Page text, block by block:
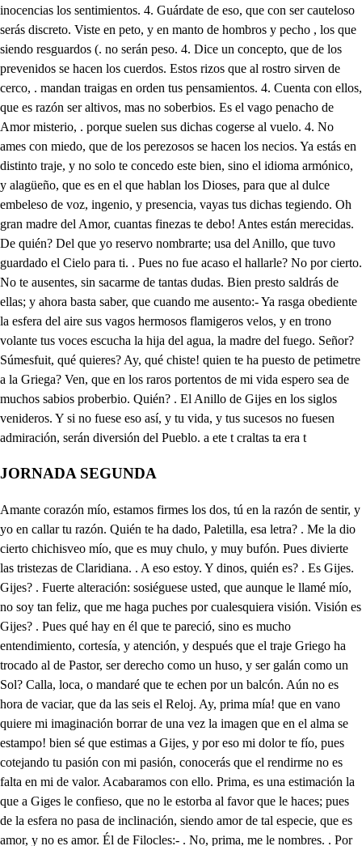
JORNADA SEGUNDA
Amante corazón mío, estamos firmes los dos, tú en la razón de sentir, y yo en callar tu razón. Quién te ha dado, Paletilla, esa letra? . Me la dio cierto chichisveo mío, que es muy chulo, y muy bufón. Pues divierte las tristezas de Claridiana. . A eso estoy. Y dinos, quién es? . Es Gijes. Gijes? . Fuerte alteración: sosiéguese usted, que aunque le llamé mío, no soy tan feliz, que me haga puches por cualesquiera visión. Visión es Gijes? . Pues qué hay en él que te pareció, sino es mucho entendimiento, cortesía, y atención, y después que el traje Griego ha trocado al de Pastor, ser derecho como un huso, y ser galán como un Sol? Calla, loca, o mandaré que te echen por un balcón. Aún no es hora de vaciar, que da las seis el Reloj. Ay, prima mía! que en vano quiere mi imaginación borrar de una vez la imagen que en el alma se estampo! bien sé que estimas a Gijes, y por eso mi dolor te fío, pues cotejando tu pasión con mi pasión, conocerás que el rendirme no es falta en mi de valor. Acabaramos con ello. Prima, es una estimación la que a Giges le confieso, que no le estorba al favor que le haces; pues de la esfera no pasa de inclinación, siendo amor de tal especie, que es amor, y no es amor. Él de Filocles:- . No, prima, me le nombres. . Por qué no? si estando tú en tu entereza estás en lo que yo estoy. Pues en qué puedo servirte? En vencer tu obstinación hacia ti, y de la fineza que en su tierra me debió cuando a este Reino pasé, hacerle (si hay ocasión) memoria. . Yo te lo ofrezco; y sabe que es el mayor obsequio que puedo hacerte hablar con él. . Se acabó; eso es ser una por otra, alcahuéticas las dos; y si me dieseis licencia en forma de diversión, yo cantaré una cosita, que hace al caso. . Sin temor puedes. . Desde aquí, no sea que me deis un torniscón. Duélete del corazón, ama querida, gruñes, y callas, y sufriendo mueres, a cada instante escuece más la herida; pues sabe que en el mundo, de donde eres, para los hombres nacen las mujeres, y la que mejor ha deshechado, para en un tuerto, cojo, o corcovado; y así, señora, la que pilla, pilla; y según Paletilla, antes que te caiga la que tienes, a pura resistencia, buscar alivios, o prestar paciencia. Yo sé lo que ella quiere, la que penando muere; pues ya la descubrí: no quiere traje rico, ni joya, ni abánico, sino es un Pastórcico, que es de pitiminí, tan alto, tan dispuesto, tan gordo como así. No es eso algún oprobio, que yo eligiera novio, que me gustase a mí. Y a no encontrar pobrete, sino es algún Vejete, por excusar las llamas que enciende el amo amas, tomara a Sumesfuit. Hase visto loca igual? Pretende su buen humor aliviarte. . De mi padre prosigue la indignación con Gijes, por no poder de los prodigios que obró, averiguar::- Claridiana está aquí: felice soy. El medio con que los hace. Terrible es su condición. De qué hablarán? . A cantar volved, que conmigo habló concepto que no halla senda desde el pecho hasta la voz. Amante carazón mío, Quién es? Es un desgraciado, que parece que inventó esa letra. . Para qué? Para explicar su pasión. Oye, corazón, y sufre. . Ahira Filocles pasó al cuarto de Claridiana: mas aquí está; lo mejor es ocultarme. . Después que de mis gentes triunfo vuestro padre, conocí lo desdichado que soy: Antes juzgué que en su oído se afirmaba su tesón, como antiguos enemigos ambos Reinos; mas ya no, pues me dice que no manda en ajeno corazón: y así, al que os postró le digo en recatar un dolor::- , . Amante corazón mío, estamos firmes los dos Por las guardías has pasado sin verte. . Es que me valió la Sortija. . De su acento pendiente, Cielos, estoy. Ahora te obedeceré. . Ayude tu instancia Amor. Confiesoos que hasta aquí pudo mi esquivez dar ocasión de que me juzguéis tirana; pero no tanto lo soy, que de vos no haga mi pecho la más digna estimación. Qué escucho, celos! . Qué oigo! o pesar cruel, y atroz! Y así, interesada en vuestro cariño amante, desde hoy me habéis de hacer dueño de él, y de su colocación, tan en silencio, que pueda (cuando lo que ahora faltó, le expliqué, decirle) guardar secreto, y unamonos::- , . Tú en la razón de sentir, y yo en callar tu razón. He empezado bien? . Ay prima! que es mucha tu discreción. Tan absorto, tan sin mí me deja tanto favor, que he de arrojarme a esos pies. Si no lo embarazo yo. Nueva pena. . Ea, Rey mío, ya hay otro competidor. Para embarazar mis dichas, decid, Arsidas, quién sois? Soy quien dirá con la espada, lo que no dice la voz. . Quitáreme la sortija, . que esto es ya de otra estación. Cómo delante de mí tal hacéis? . Cómo me ajó en vuestra presencia. . Cómo suya es la desatención. Y mío el último arresto de matarme con los dos. . Repara::- . Mira::- Qué es esto? nos cayó La c a cuestas. . No respondéis? Reprima su indignación . mi cautela. Entre Filocles, y Arsidas, padre y señor, de Lidios, y de Maguesios el brío se disputó, porque yo gusté de oír de la una, y la otra nación las glorias, y llegó a tanto de la disputa el ardor, que en desnudar los aceros la conferencia paró. Filocles, traer espada os permito por quien sois, mas no para usarla así. Confieso que ha sido error. Arsidas, sed más prudente; pero lo que aquí pasó, qué tiene Giges que hacer con que entréis a lo interior de mi Palacio, si no es que traigáis firme intención de satisfacer mis dudas? En el mismo estado estoy de no poder aclararlas. Pues como así se faltó a la orden mía, que os priva de entrar en esta mansión, sin cumplir este precepto? Yo, si, cuando:- . Hola. Señor. Ya se perdió todo. . A Gijes conducid a una prisión. La Sortija me pondré. . A quién decís? . A ese que hoy:- mas dónde está? . No le vemos. O el aire se lo llevó, o el abismo le sepulta. Este hombre es mi confusión. Y la mía, pues no sé si es algún oculto Dios. Lo cierto es que son prodigios los que se ven. . Sean, o no, medio hay para averiguar lo que ya nos causa horror: a su Criado prended. A mí? pues, válgame Dios! qué he hecho yo? . A ti te encargo examinarle, Tambor; y si niega; haz que le den un tormento. . Ah gran señor, que tengo potra. . Aunque sea tan grande como un melón, confesar, o perecer. Ay póbrete, ya espiró! Señor: . No me habléis en esto. Mirad::- . Esta orden os doy. La mayor tajada suya será como un real de a dos, sino cuenta lo que sabe del embustero bribón de su amo. . Si le ahorcas despáchale presto. . Por las enaguas de la Luna, y por el pañal del Sol, que habléis por mí. No podemos. Vejete, no hay remisión. Pues suéltame por un rato, manazas de segador. Adonde jamás parezca, si él declara lo que vio, va a parar. . Habla, no temas. Pues, señor, cuanta invención has visto, nace::- . De qué? De que Giges el Pastor amo mío, cierto día con una cueva encontró, y en ella::- . Antes que prosigas, corta el céfiro veloz. Ay, que me llevan los diablos! ay, que no sé dónde voy! . Aqueste es ya mucho espanto. Con todo mi poder, si alcanza a tanto, procuraré inquirir de qué conjuro (pues nadie con tal hombre esta seguro) o con qué alto poder todo lo invierte, y si me engaña, harele dar la muerte. Seguidme todos. Vamos. Vienes prima? Déjame a solas, que llorando gima mi desgracia. . Si haré. . Gijes? . Qué escucho? Oh, si supieras que me debes mucho, cómo estuviera tú atención de ufana? Loco de gozo, hermosa Claridiana. Qué es esto? dónde estabas? por dónde entraste? cómo me escucha- sin que nadie te viera? (bas, Estaba junto a ti, que esa es mi esfera. Y quien, mudando tu forma en tu traje, y tu presencia, de Pastor en cortesano ha trocado? . Mi fineza. Y esa en ti de que nació? De verte sin que te viera. Dónde, o cómo? En un retrato hallado en la verde selva, en donde los vivos copos de corderos, y de ovejas pastando en nieve, engastaban la esmeralda de sus hierbas. En ese sitio me ha dicho, que le perdió Melicerta, habien dosele enviado yo cuando habitaba en Persía para que me conociese; mas mis dudas aún no cesan. Eres espíritu impuro de las mansiones Letéas, o eres algún Semi-Dios de los que Lidia venera? porque nos tienes a todos en la confusión, que es fuerza duden de tu ser. . Escucha, te daré sola una sena, que aunque en repetidos lances a otros muchos se parezca, es del caso, y no es delito repetir las cosas buenas. Yo, Claridiana divina, te vi en esta copia bella, donde hablabas con el alma, que la di en llegando a verla: acaso fue, pero acaso prevenido por la estrella, que de las casualidades se valen las influencias. No importa; no importa, (o, amada belleza!) que todos me duden, como tú me creas. No soy Dios, como presumes, ni espíritu, como piensas; hombre soy, que a ser prodigio formó la naturaleza: hoy me disteis con Filocles unos celos que ya cesan; pues de mí no se acordara, quien otro afecto admitiera. No importa, no importa (oh, amada belleza!) que todos me duden, como tú me creas. Yo te adoro, y: . No prosigas, que antes es razón que sepa, que (evitando mis ultrajes) a quien oigo esas ternezas: tú no eres divino? . No. Pues como hablas en la lengua de los Dioses? . Ese es don que le da el Cielo a cualquiera. Cómo ricos trajes mudas? Cómo hay quien dármelos pueda. Cómo te haces invisible cuando quieres? Como hay ciencia, que eso, y mucho más enseñe. Cómo pudiste aprenderla, siendo un Pastor desválido? Mucho, señora, me estrechas, y a eso no sé responderte. Luego es forzoso que mientas en todo, y te hagas digno de una infiel correspondencia. Mi bien::- . Todo es ficción. Mi dueño::- Todo es quimera. Yo te estimo. . Ese es engaño. Yo te amo. . Mentira es esa. Pues siendo un Pastor humilde, Amor, que de Dios se precia, bien sabe igualar distancias. Mas no tolerar ofensas: y así, aunque sea sintiendo (ay pasión, lo que me cuestas!) no volverte a ver, escucha de nuestra lid la sentencia. Mira lo que dices. . Cuando se consultó a la suprema Diana de mí, y mi Reino el destino, con severa voz pronunció, que sería de ambos última tragedia, que me casase con hombre que de mi sangre no fuera: tú eres un Pastor (según dices) sin otra nobleza que la de un bajo principio; pues ahora considera, si porque en tu amor te gan